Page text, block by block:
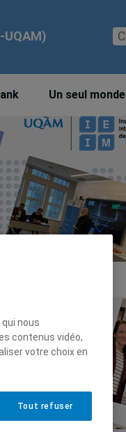
Un seul monde
nous
contenus vidéo,
votre choix en
Tout refuser